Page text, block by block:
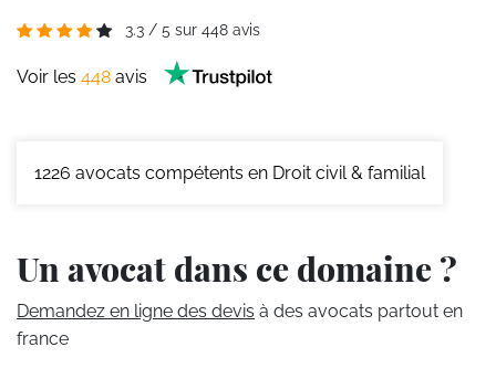
3.3 / 5 sur 448 avis
Voir les 448 avis
1226 avocats compétents en Droit civil & familial
Un avocat dans ce domaine ?
Demandez en ligne des devis à des avocats partout en
france